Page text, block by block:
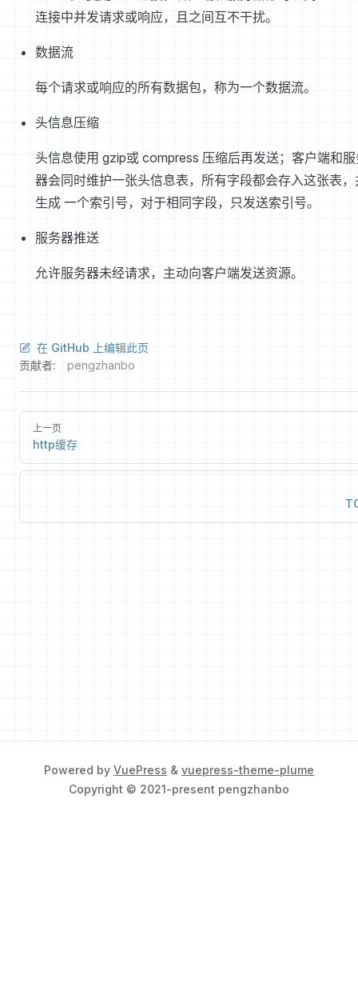
连接中并发请求或响应，且之间互不干扰。
数据流
每个请求或响应的所有数据包，称为一个数据流。
头信息压缩
头信息使用 gzip或 compress 压缩后再发送；客户端和
器会同时维护一张头信息表，所有字段都会存入这张表，
生成 一个索引号，对于相同字段，只发送索引号。
服务器推送
允许服务器未经请求，主动向客户端发送资源。
在 GitHub 上编辑此页
贡献者:
pengzhanbo
上一页
http缓存
Powered by VuePress & vuepress-theme-plume
Copyright © 2021-present pengzhanbo